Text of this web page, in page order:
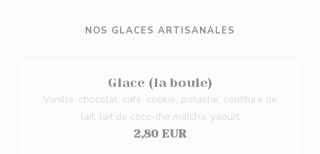
NOS GLACES ARTISANALES
Glace (la boule)
Vanille, chocolat, café, cookie, pistache, confiture de
lait, lait de coco-thé matcha, yaourt
2,80 EUR